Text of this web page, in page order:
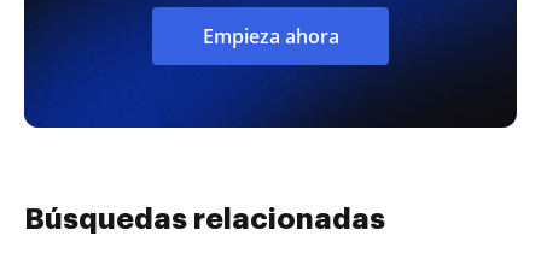
Empieza ahora
Búsquedas relacionadas